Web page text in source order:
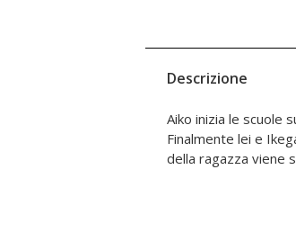
Descrizione
Aiko inizia le scuole
Finalmente lei e
della ragazza viene
presentarsi con altri